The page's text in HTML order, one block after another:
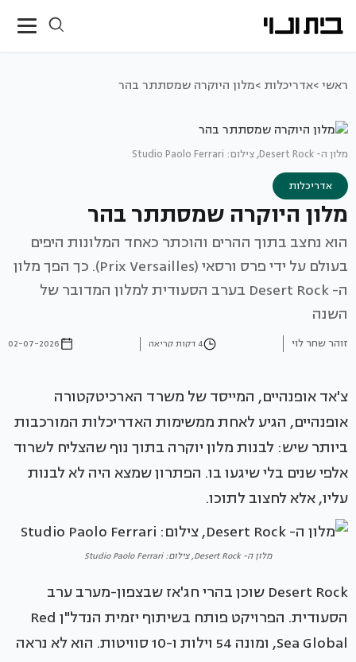
ראשי >אדריכלות >מלון היוקרה שמסתתר בהר
מלון ה- Desert Rock, צילום: Studio Paolo Ferrari
אדריכלות
מלון היוקרה שמסתתר בהר
הוא נחצב בתוך ההרים והוכתר כאחד המלונות היפים
בעולם על ידי פרס ורסאי (Prix Versailles). כך הפך מלון
ה- Desert Rock בערב הסעודית למלון המדובר של
השנה
זוהר שחר לוי 4 דקות קריאה 02-07-2026
צ'אד אופנהיים, המייסד של משרד הארכיטקטורה
אופנהיים, הגיע לאחת ממשימות האדריכלות המורכבות
ביותר שיש: לבנות מלון יוקרה בתוך נוף שהצליח לשרוד
אלפי שנים בלי שיגעו בו. הפתרון שמצא היה לא לבנות
עליו, אלא לחצוב לתוכו.
מלון ה- Desert Rock, צילום: Studio Paolo Ferrari
Desert Rock שוכן בהרי חג'אז שבצפון-מערב ערב
הסעודית. הפרויקט פותח בשיתוף יזמית הנדל"ן Red
Sea Global, ומונה 54 וילות ו-10 סוויטות. הוא לא נראה